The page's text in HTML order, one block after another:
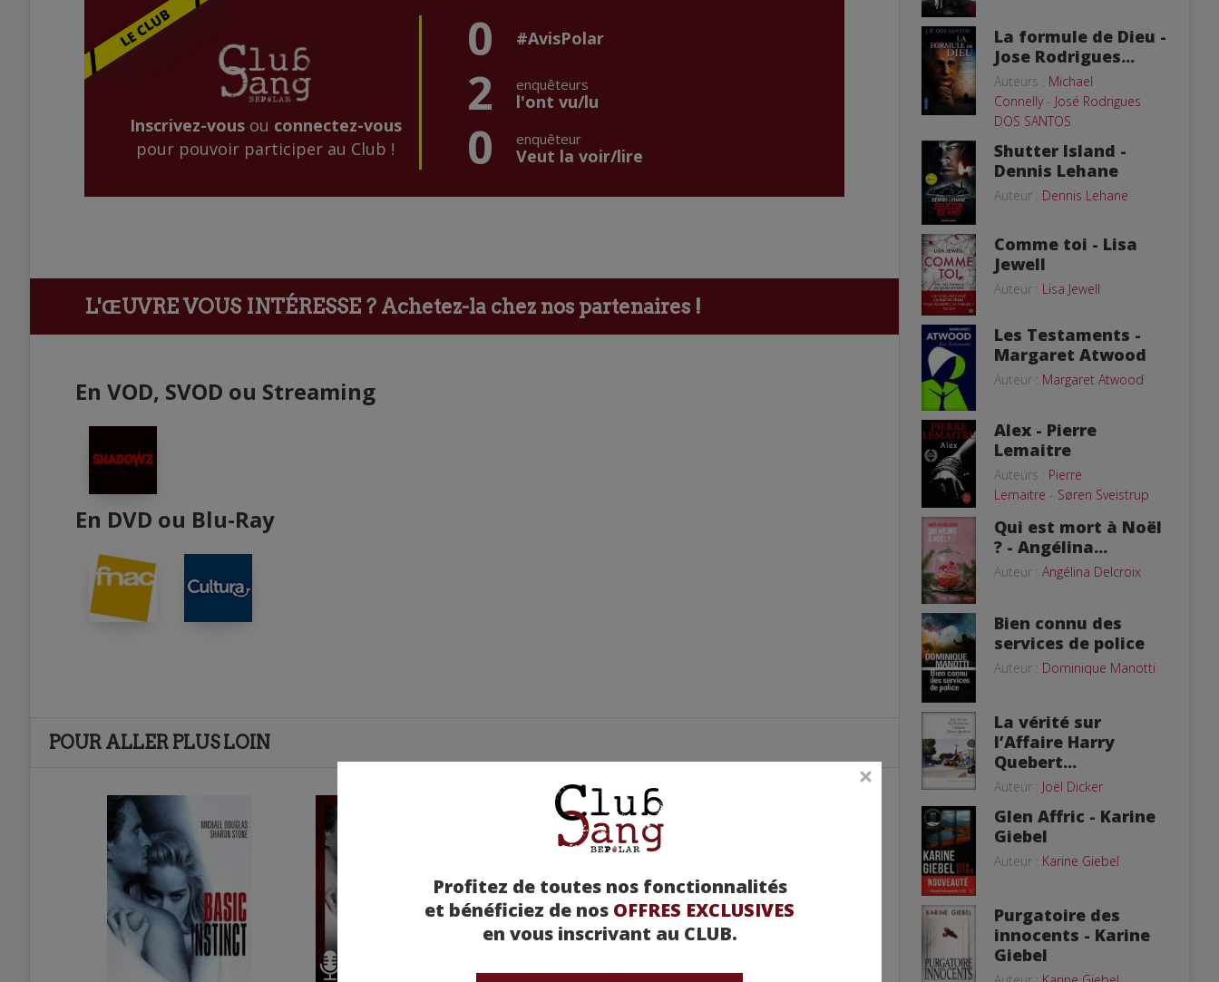
Profitez de toutes nos fonctionnalités
et bénéficiez de nos OFFRES EXCLUSIVES
en vous inscrivant au CLUB.
Inscrivez-vousou connectez-vous
pour pouvoir participer au Club !
0 #AvisPolar
2 enquêteurs
l'ont vu/lu
0 enquêteur
Veut la voir/lire
L'ŒUVRE VOUS INTÉRESSE ? Achetez-la chez nos partenaires !
En VOD, SVOD ou Streaming
En DVD ou Blu-Ray
POUR ALLER PLUS LOIN
La formule de Dieu -
Jose Rodrigues...
Auteurs : Michael
Connelly- José Rodrigues
DOS SANTOS
Shutter Island -
Dennis Lehane
Auteur : Dennis Lehane
Comme toi - Lisa
Jewell
Auteur : Lisa Jewell
Les Testaments -
Margaret Atwood
Auteur : Margaret Atwood
Alex - Pierre
Lemaitre
Auteurs : Pierre
Lemaitre - Søren Sveistrup
Qui est mort à Noël
? - Angélina...
Auteur : Angélina Delcroix
Bien connu des
services de police
Auteur : Dominique Manotti
La vérité sur
l’Affaire Harry
Quebert...
Auteur : Joël Dicker
Glen Affric - Karine
Giebel
Auteur : Karine Giebel
Purgatoire des
innocents - Karine
Giebel